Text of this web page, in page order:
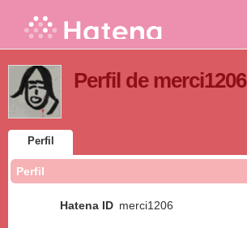
Perfil de merci1206
Perfil
Perfil
Hatena ID merci1206